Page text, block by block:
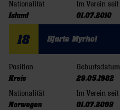
Nationalität
Island
Im Verein seit
01.07.2010
18 Bjarte Myrhol
Position
Kreis
Geburtsdatum
29.05.1982
Nationalität
Norwegen
Im Verein seit
01.07.2009